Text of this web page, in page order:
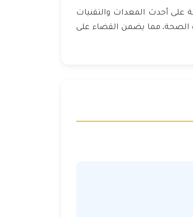
على أحدث المعدات والتقنيات
الصحة، مما يضمن القضاء على